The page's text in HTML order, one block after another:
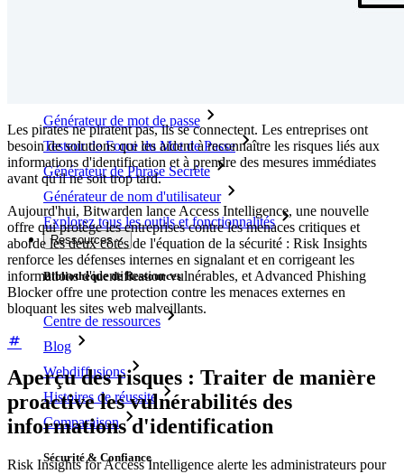
Générateur de mot de passe
Testeur de Force du Mot de Passe
Générateur de Phrase Secrète
Générateur de nom d'utilisateur
Explorez tous les outils et fonctionnalités
Ressources
Bibliothèque de Ressources
Centre de ressources
Blog
Webdiffusions
Histoires de réussite
Comparaison
Sécurité & Confiance
Les pirates ne piratent pas, ils se connectent. Les entreprises ont
besoin de solutions qui les aident à reconnaître les risques liés aux
informations d'identification et à prendre des mesures immédiates
avant qu'il ne soit trop tard.
Aujourd'hui, Bitwarden lance Access Intelligence, une nouvelle
offre qui protège les entreprises contre les menaces critiques et
aborde les deux côtés de l'équation de la sécurité : Risk Insights
renforce les défenses internes en signalant et en corrigeant les
informations d'identification vulnérables, et Advanced Phishing
Blocker offre une protection contre les menaces externes en
bloquant les sites web malveillants.
Aperçu des risques : Traiter de manière
proactive les vulnérabilités des
informations d'identification
Risk Insights for Access Intelligence alerte les administrateurs pour